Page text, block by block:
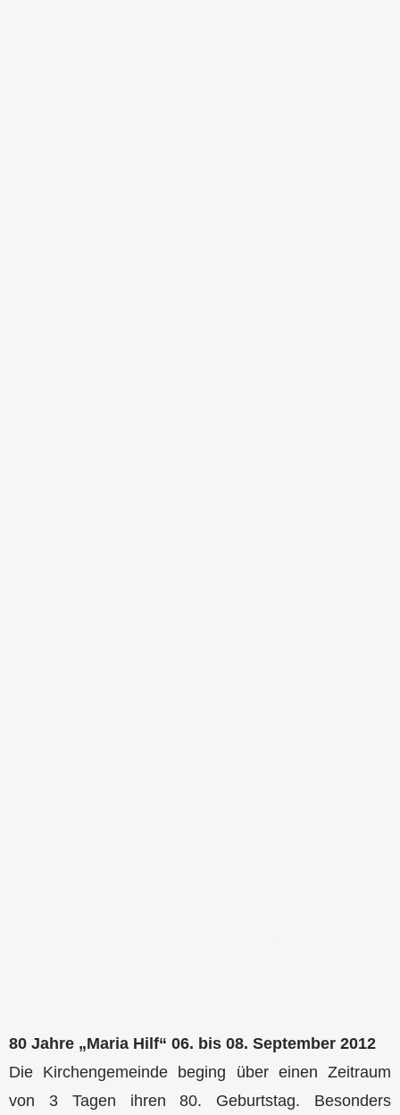
80 Jahre „Maria Hilf“ 06. bis 08. September 2012
Die Kirchengemeinde beging über einen Zeitraum
von 3 Tagen ihren 80. Geburtstag. Besonders